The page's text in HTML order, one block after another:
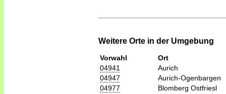
Weitere Orte in der Umgebung
Vorwahl
Ort
04941
Aurich
04947
Aurich-Ogenbargen
04977
Blomberg Ostfriesl